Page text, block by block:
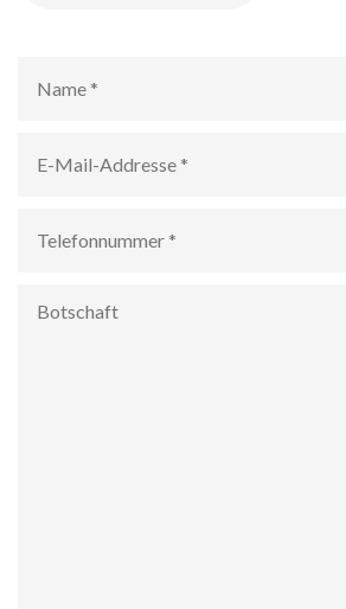
Mail-